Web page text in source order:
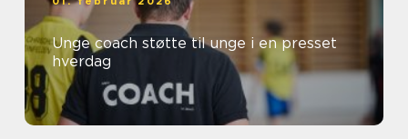
Unge coach støtte til unge i en presset
hverdag